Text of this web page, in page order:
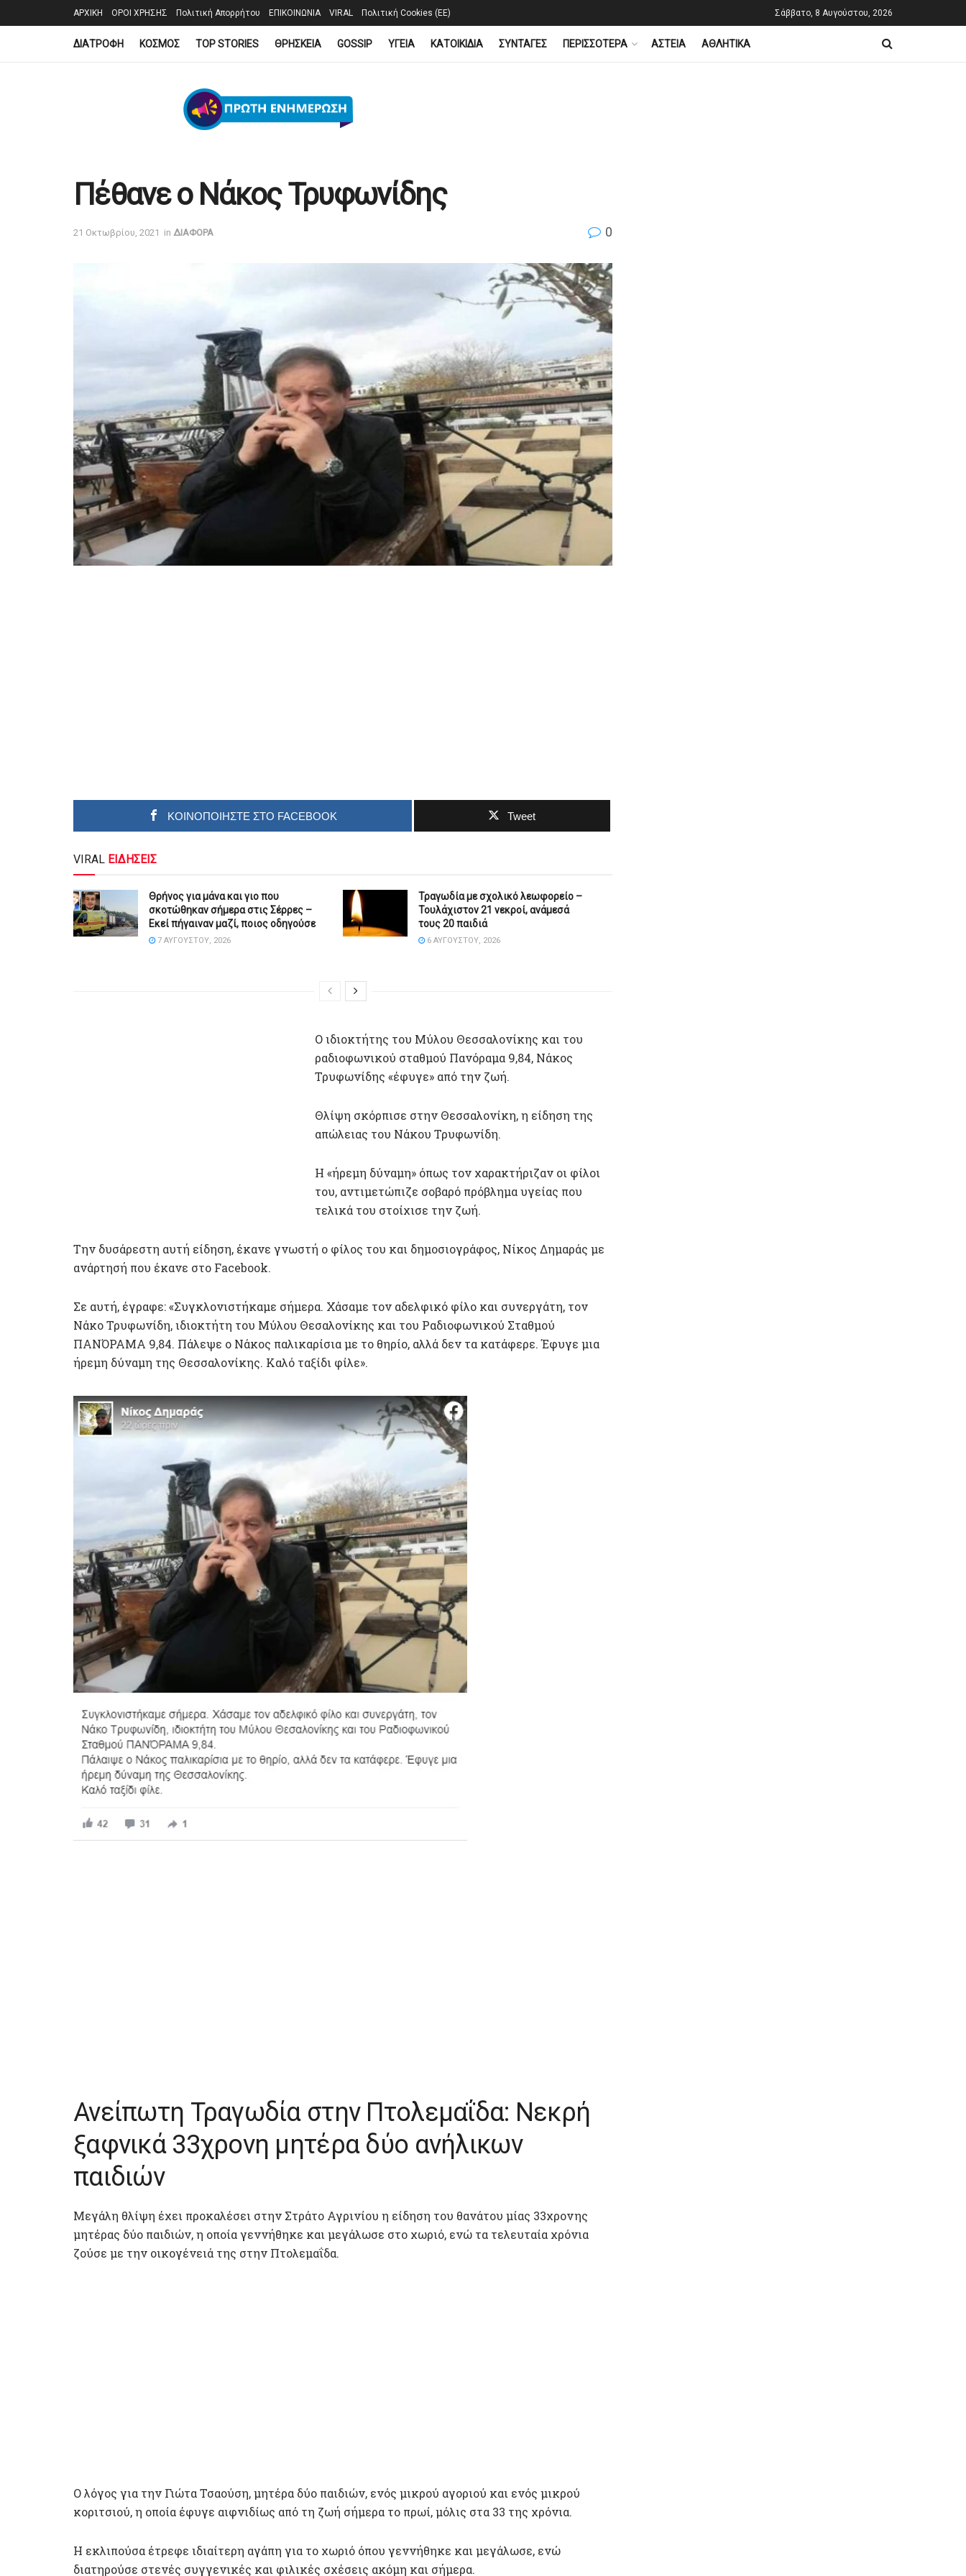
ΑΡΧΙΚΗ ΟΡΟΙ ΧΡΗΣΗΣ Πολιτική Απορρήτου ΕΠΙΚΟΙΝΩΝΙΑ VIRAL Πολιτική Cookies (ΕΕ) Σάββατο, 8 Αυγούστου, 2026
ΔΙΑΤΡΟΦΗ ΚΟΣΜΟΣ TOP STORIES ΘΡΗΣΚΕΙΑ GOSSIP YΓΕΙΑ ΚΑΤΟΙΚΙΔΙΑ ΣΥΝΤΑΓΕΣ ΠΕΡΙΣΣΟΤΕΡΑ ΑΣΤΕΙΑ ΑΘΛΗΤΙΚΑ
Πέθανε ο Νάκος Τρυφωνίδης
21 Οκτωβρίου, 2021 in ΔΙΑΦΟΡΑ 0
ΚΟΙΝΟΠΟΙΗΣΤΕ ΣΤΟ FACEBOOK Tweet
VIRAL ΕΙΔΗΣΕΙΣ
Θρήνος για μάνα και γιο που
σκοτώθηκαν σήμερα στις Σέρρες –
Εκεί πήγαιναν μαζί, ποιος οδηγούσε
7 ΑΥΓΟΎΣΤΟΥ, 2026
Τραγωδία με σχολικό λεωφορείο –
Τουλάχιστον 21 νεκροί, ανάμεσά
τους 20 παιδιά
6 ΑΥΓΟΎΣΤΟΥ, 2026
Ο ιδιοκτήτης του Μύλου Θεσσαλονίκης και του
ραδιοφωνικού σταθμού Πανόραμα 9,84, Νάκος
Τρυφωνίδης «έφυγε» από την ζωή.
Θλίψη σκόρπισε στην Θεσσαλονίκη, η είδηση της
απώλειας του Νάκου Τρυφωνίδη.
Η «ήρεμη δύναμη» όπως τον χαρακτήριζαν οι φίλοι
του, αντιμετώπιζε σοβαρό πρόβλημα υγείας που
τελικά του στοίχισε την ζωή.
Την δυσάρεστη αυτή είδηση, έκανε γνωστή ο φίλος του και δημοσιογράφος, Νίκος Δημαράς με
ανάρτησή που έκανε στο Facebook.
Σε αυτή, έγραφε: «Συγκλονιστήκαμε σήμερα. Χάσαμε τον αδελφικό φίλο και συνεργάτη, τον
Νάκο Τρυφωνίδη, ιδιοκτήτη του Μύλου Θεσαλονίκης και του Ραδιοφωνικού Σταθμού
ΠΑΝΌΡΑΜΑ 9,84. Πάλεψε ο Νάκος παλικαρίσια με το θηρίο, αλλά δεν τα κατάφερε. Έφυγε μια
ήρεμη δύναμη της Θεσσαλονίκης. Καλό ταξίδι φίλε».
Ανείπωτη Τραγωδία στην Πτολεμαΐδα: Νεκρή
ξαφνικά 33χρονη μητέρα δύο ανήλικων
παιδιών
Μεγάλη θλίψη έχει προκαλέσει στην Στράτο Αγρινίου η είδηση του θανάτου μίας 33χρονης
μητέρας δύο παιδιών, η οποία γεννήθηκε και μεγάλωσε στο χωριό, ενώ τα τελευταία χρόνια
ζούσε με την οικογένειά της στην Πτολεμαΐδα.
Ο λόγος για την Γιώτα Τσαούση, μητέρα δύο παιδιών, ενός μικρού αγοριού και ενός μικρού
κοριτσιού, η οποία έφυγε αιφνιδίως από τη ζωή σήμερα το πρωί, μόλις στα 33 της χρόνια.
Η εκλιπούσα έτρεφε ιδιαίτερη αγάπη για το χωριό όπου γεννήθηκε και μεγάλωσε, ενώ
διατηρούσε στενές συγγενικές και φιλικές σχέσεις ακόμη και σήμερα.